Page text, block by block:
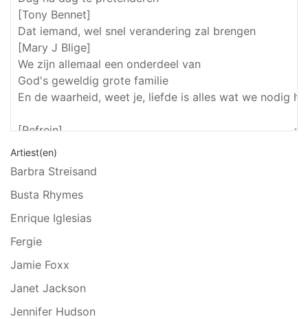
Artiest(en)
Barbra Streisand
Busta Rhymes
Enrique Iglesias
Fergie
Jamie Foxx
Janet Jackson
Jennifer Hudson